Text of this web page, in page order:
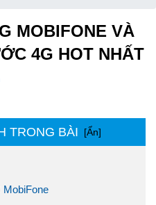
MOBIFONE VÀ
4G HOT NHẤT
TRONG BÀI [Ẩn]
MobiFone